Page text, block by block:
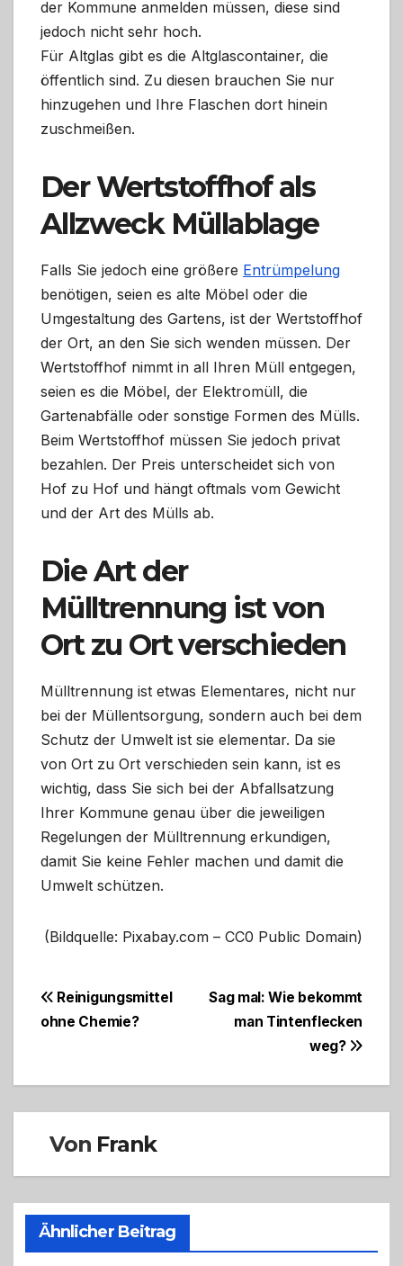
der Kommune anmelden müssen, diese sind
jedoch nicht sehr hoch.
Für Altglas gibt es die Altglascontainer, die
öffentlich sind. Zu diesen brauchen Sie nur
hinzugehen und Ihre Flaschen dort hinein
zuschmeißen.
Der Wertstoffhof als
Allzweck Müllablage
Falls Sie jedoch eine größere Entrümpelung
benötigen, seien es alte Möbel oder die
Umgestaltung des Gartens, ist der Wertstoffhof
der Ort, an den Sie sich wenden müssen. Der
Wertstoffhof nimmt in all Ihren Müll entgegen,
seien es die Möbel, der Elektromüll, die
Gartenabfälle oder sonstige Formen des Mülls.
Beim Wertstoffhof müssen Sie jedoch privat
bezahlen. Der Preis unterscheidet sich von
Hof zu Hof und hängt oftmals vom Gewicht
und der Art des Mülls ab.
Die Art der
Mülltrennung ist von
Ort zu Ort verschieden
Mülltrennung ist etwas Elementares, nicht nur
bei der Müllentsorgung, sondern auch bei dem
Schutz der Umwelt ist sie elementar. Da sie
von Ort zu Ort verschieden sein kann, ist es
wichtig, dass Sie sich bei der Abfallsatzung
Ihrer Kommune genau über die jeweiligen
Regelungen der Mülltrennung erkundigen,
damit Sie keine Fehler machen und damit die
Umwelt schützen.
(Bildquelle: Pixabay.com – CC0 Public Domain)
Beitragsnavigation
Sag mal: Wie bekommt
man Tintenflecken
weg?
Reinigungsmittel
ohne Chemie?
Von Frank
Ähnlicher Beitrag